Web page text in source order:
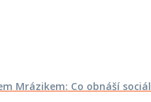
Mrázikem: Co obnáší